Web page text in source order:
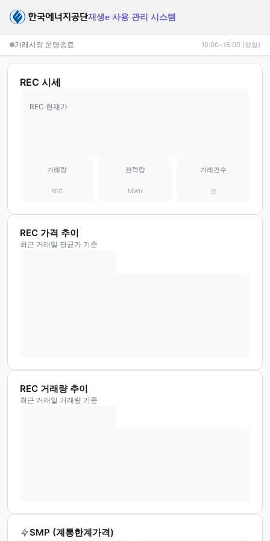
재생e 사용 관리 시스템
거래시장 운영종료 10:00~16:00 (평일)
REC 시세
REC 현재가
거래량
REC
전력량
MWh
거래건수
건
REC 가격 추이
최근 거래일 평균가 기준
REC 거래량 추이
최근 거래일 거래량 기준
SMP (계통한계가격)